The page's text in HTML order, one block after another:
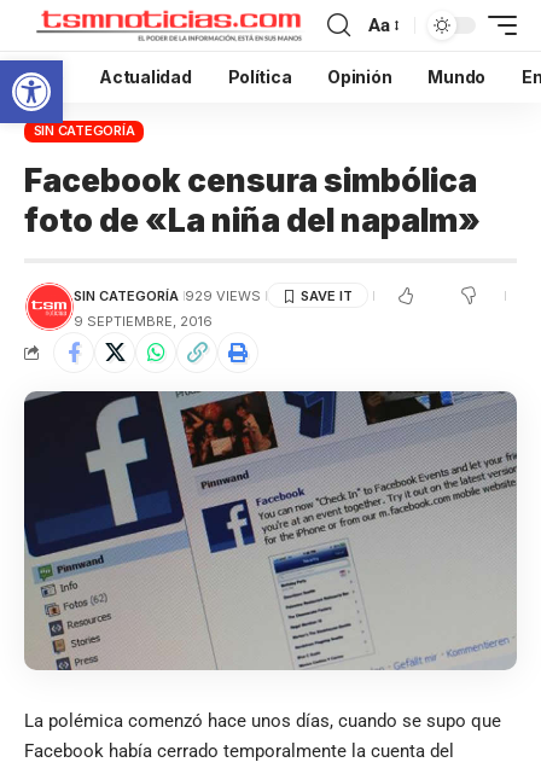
Abrir barra de herramientas
Aa
Inicio Actualidad Política Opinión Mundo
SIN CATEGORÍA
Facebook censura simbólica
foto de «La niña del napalm»
SIN CATEGORÍA 929 VIEWS
9 SEPTIEMBRE, 2016
La polémica comenzó hace unos días, cuando se supo que
Facebook había cerrado temporalmente la cuenta del